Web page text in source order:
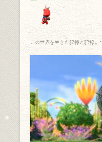
この世界を生きた記憶と記録.｡.:*